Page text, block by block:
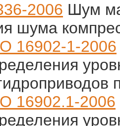
2006 Шум
шума
16902-1-2006
16902.1-2006